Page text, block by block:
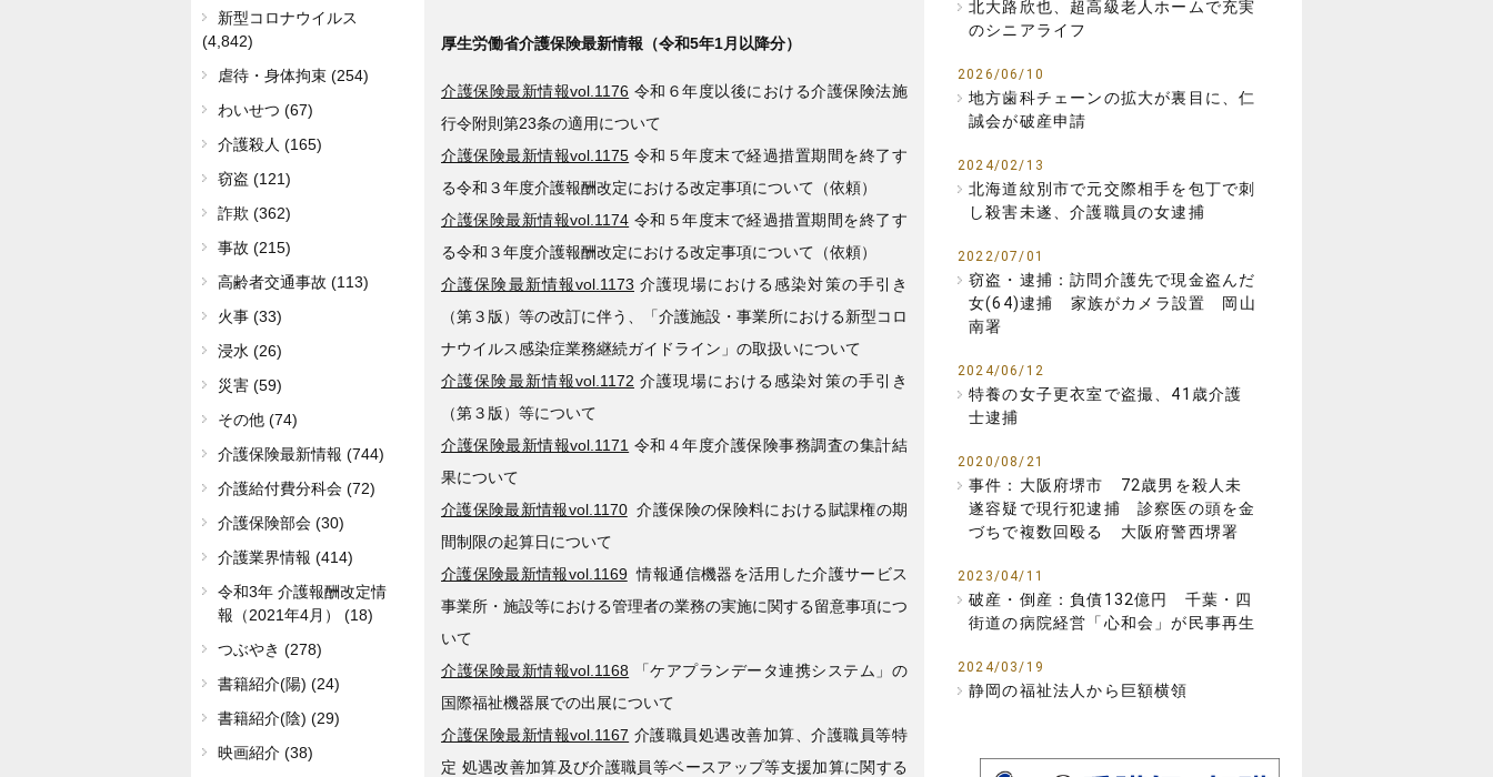
厚生労働省介護保険最新情報（令和5年1月以降分）
介護保険最新情報vol.1176 令和６年度以後における介護保険法施
行令附則第23条の適用について
介護保険最新情報vol.1175 令和５年度末で経過措置期間を終了す
る令和３年度介護報酬改定における改定事項について（依頼）
介護保険最新情報vol.1174 令和５年度末で経過措置期間を終了す
る令和３年度介護報酬改定における改定事項について（依頼）
介護保険最新情報vol.1173 介護現場における感染対策の手引き
（第３版）等の改訂に伴う、「介護施設・事業所における新型コロ
ナウイルス感染症業務継続ガイドライン」の取扱いについて
介護保険最新情報vol.1172 介護現場における感染対策の手引き
（第３版）等について
介護保険最新情報vol.1171 令和４年度介護保険事務調査の集計結
果について
介護保険最新情報vol.1170介護保険の保険料における賦課権の期
間制限の起算日について
介護保険最新情報vol.1169情報通信機器を活用した介護サービス
事業所・施設等における管理者の業務の実施に関する留意事項につ
いて
介護保険最新情報vol.1168 「ケアプランデータ連携システム」の
国際福祉機器展での出展について
介護保険最新情報vol.1167 介護職員処遇改善加算、介護職員等特
定 処遇改善加算及び介護職員等ベースアップ等支援加算に関する
北大路欣也、超高級老人ホームで充実
のシニアライフ
2026/06/10
地方歯科チェーンの拡大が裏目に、仁
誠会が破産申請
2024/02/13
北海道紋別市で元交際相手を包丁で刺
し殺害未遂、介護職員の女逮捕
2022/07/01
窃盗・逮捕：訪問介護先で現金盗んだ
女(64)逮捕 家族がカメラ設置 岡山
南署
2024/06/12
特養の女子更衣室で盗撮、41歳介護
士逮捕
2020/08/21
事件：大阪府堺市 72歳男を殺人未
遂容疑で現行犯逮捕 診察医の頭を金
づちで複数回殴る 大阪府警西堺署
2023/04/11
破産・倒産：負債132億円 千葉・四
街道の病院経営「心和会」が民事再生
2024/03/19
静岡の福祉法人から巨額横領
新型コロナウイルス
(4,842)
虐待・身体拘束 (254)
わいせつ (67)
介護殺人 (165)
窃盗 (121)
詐欺 (362)
事故 (215)
高齢者交通事故 (113)
火事 (33)
浸水 (26)
災害 (59)
その他 (74)
介護保険最新情報 (744)
介護給付費分科会 (72)
介護保険部会 (30)
介護業界情報 (414)
令和3年 介護報酬改定情
報（2021年4月） (18)
つぶやき (278)
書籍紹介(陽) (24)
書籍紹介(陰) (29)
映画紹介 (38)